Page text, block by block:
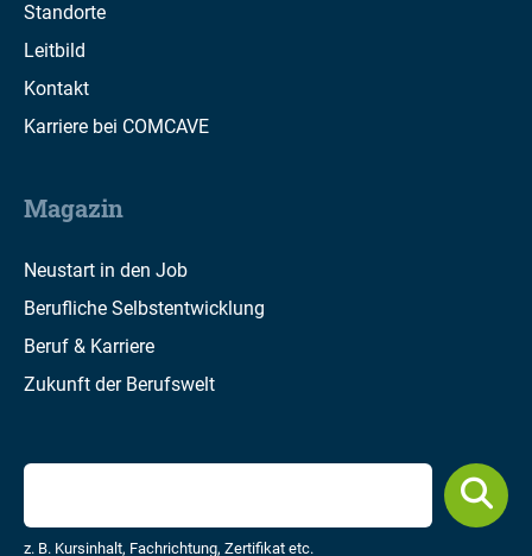
Standorte
Leitbild
Kontakt
Karriere bei COMCAVE
Magazin
Neustart in den Job
Berufliche Selbstentwicklung
Beruf & Karriere
Zukunft der Berufswelt
z. B. Kursinhalt, Fachrichtung, Zertifikat etc.